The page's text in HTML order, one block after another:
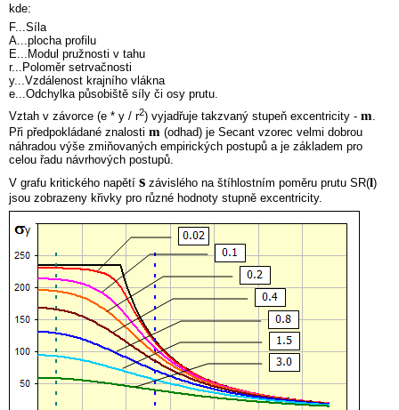
kde:
F...Síla
A...plocha profilu
E...Modul pružnosti v tahu
r...Poloměr setrvačnosti
y...Vzdálenost krajního vlákna
e...Odchylka působiště síly či osy prutu.
Vztah v závorce (e * y / r2) vyjadřuje takzvaný stupeň excentricity - m
Při předpokládané znalosti m (odhad) je Secant vzorec velmi dobrou
náhradou výše zmiňovaných empirických postupů a je základem pro
celou řadu návrhových postupů.
V grafu kritického napětí s závislého na štíhlostním poměru prutu SR(l)
jsou zobrazeny křivky pro různé hodnoty stupně excentricity.